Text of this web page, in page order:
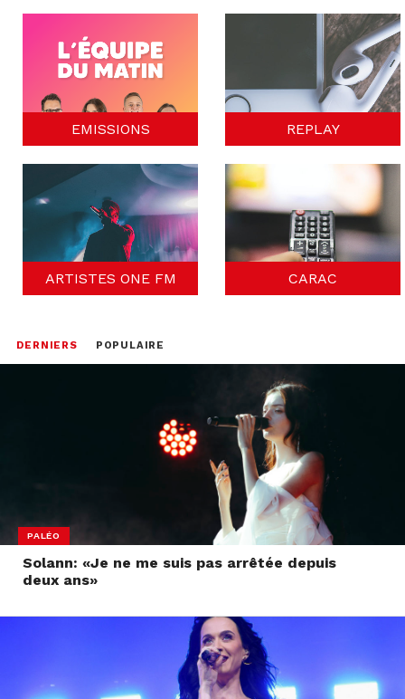
EMISSIONS REPLAY
ARTISTES ONE FM CARAC
DERNIERS POPULAIRE
PALÉO
Solann: «Je ne me suis pas arrêtée depuis
deux ans»